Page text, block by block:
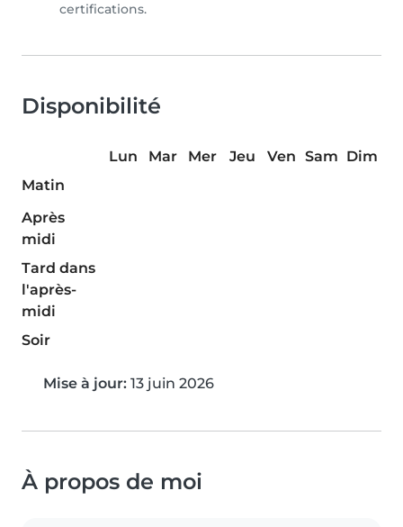
certifications.
Disponibilité
Lun Mar Mer Jeu Ven Sam Dim
Matin
Après
midi
Tard dans
l'après-
midi
Soir
Mise à jour: 13 juin 2026
À propos de moi